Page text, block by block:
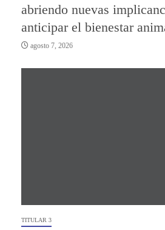
abriendo nuevas
anticipar el bienestar
agosto 7, 2026
TITULAR 3